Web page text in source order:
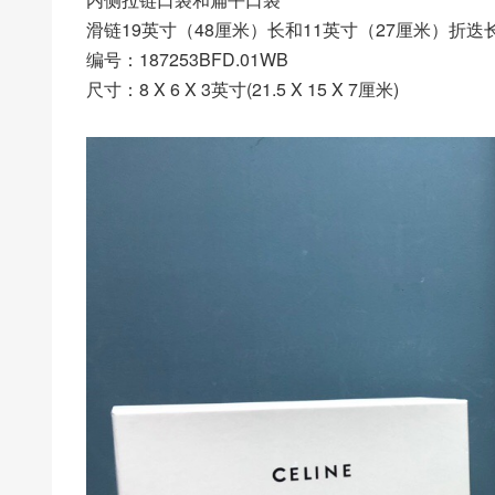
滑链19英寸（48厘米）长和11英寸（27厘米）折迭
编号：187253BFD.01WB
尺寸：8 X 6 X 3英寸(21.5 X 15 X 7厘米)